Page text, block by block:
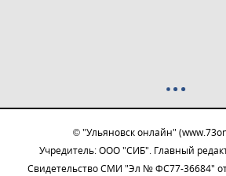
© "Ульяновск онлайн"
Учредитель: ООО "СИБ". Главный
Свидетельство СМИ "Эл № ФС77-36684"